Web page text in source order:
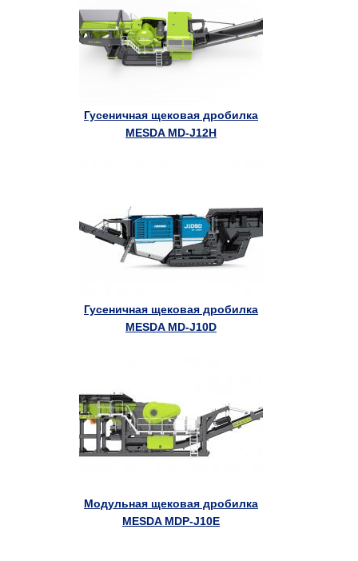
Гусеничная щековая дробилка
MESDA MD-J12H
Гусеничная щековая дробилка
MESDA MD-J10D
Модульная щековая дробилка
MESDA MDP-J10E